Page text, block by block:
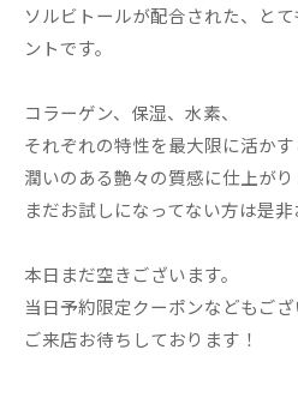
ソルビトールが配合された、と
ントです。
コラーゲン、保湿、水素、
それぞれの特性を最大限に活かす
潤いのある艶々の質感に仕上がり
まだお試しになってない方は是
本日まだ空きございます。
当日予約限定クーポンなどもござ
ご来店お待ちしております！